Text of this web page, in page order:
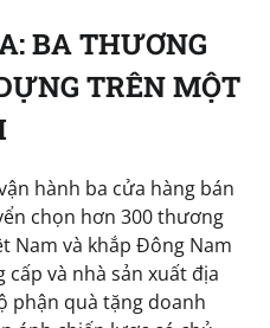
BA THƯƠNG
TRÊN MỘT
hành ba cửa hàng bán
chọn hơn 300 thương
Nam và khắp Đông Nam
cấp và nhà sản xuất địa
phận quà tặng doanh